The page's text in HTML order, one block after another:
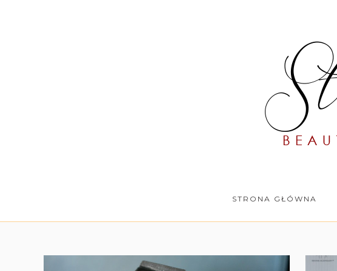
STRONA GŁÓWNA